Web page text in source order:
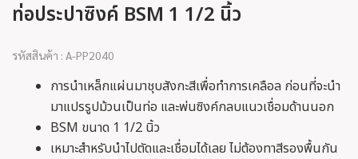
ท่อประปาซิงค์ BSM 1 1/2 นิ้ว
รหัสสินค้า : A-PP2040
การนำเหล็กแผ่นมาชุบสังกะสีเพื่อทำการเคลือล ก่อนที่จะนำ
มาแปรรูปม้วนเป็นท่อ และพ่นซิงค์กลบแนวเชื่อมด้านนอก
BSM ขนาด 1 1/2 นิ้ว
เหมาะสำหรับนำไปตัดและเชื่อมได้เลย ไม่ต้องทาสีรองพื้นกัน